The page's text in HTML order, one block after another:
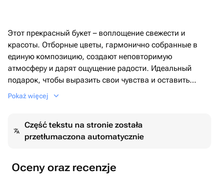
Этот прекрасный букет – воплощение свежести и
красоты. Отборные цветы, гармонично собранные в
единую композицию, создают неповторимую
атмосферу и дарят ощущение радости. Идеальный
подарок, чтобы выразить свои чувства и оставить
незабываемое впечатление. В подарок к каждому
нас в избранное, чтобы не потерять
Pokaż więcej
Część tekstu na stronie została
przetłumaczona automatycznie
Oceny oraz recenzje